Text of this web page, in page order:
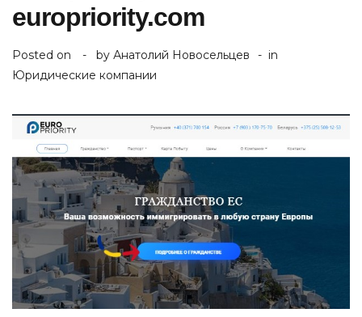
europriority.com
Posted on by Анатолий Новосельцев
in
Юридические компании